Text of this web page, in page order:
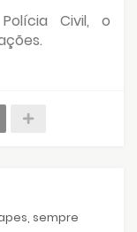
Civil, o
sempre